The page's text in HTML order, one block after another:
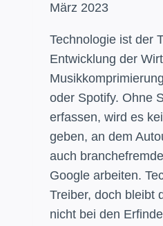
März 2023
Technologie ist der
Entwicklung der
oder Spotify. Ohne
erfassen, wird es
geben, an dem
auch
Google arbeiten.
Treiber, doch bleibt
nicht bei den